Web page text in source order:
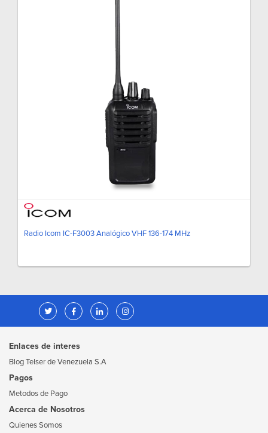
Radio Icom IC-F3003 Analógico VHF 136-174 MHz
Enlaces de interes
Blog Telser de Venezuela S.A
Pagos
Metodos de Pago
Acerca de Nosotros
Quienes Somos